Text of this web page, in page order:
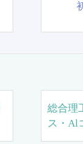
総合理
ス・Al